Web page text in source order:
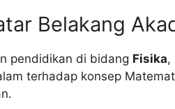
Belakang
pendidikan di bidang Fisika,
terhadap konsep